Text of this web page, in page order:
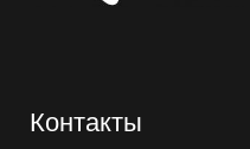
Контакты